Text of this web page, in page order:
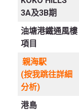
3A及3B期
油塘港鐵通風樓
項目
親海駅
(按我跳往詳細
分析)
港島